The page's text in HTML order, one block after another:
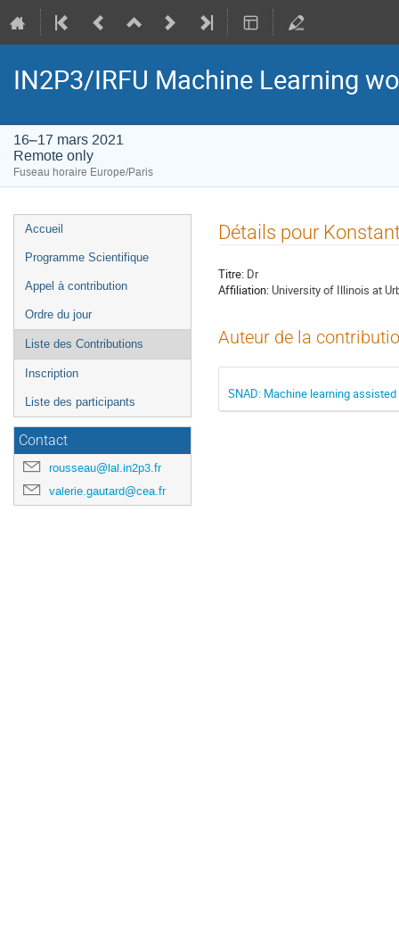
IN2P3/IRFU Machine Learning
16–17 mars 2021
Remote only
Fuseau horaire Europe/Paris
Menu
de
Accueil
Programme Scientifique
Appel à contribution
Ordre du jour
Liste des Contributions
Inscription
Liste des participants
Contact
rousseau@lal.in2p3.fr
valerie.gautard@cea.fr
Détails pour
Titre: Dr
Affiliation: University of Illinois at
Auteur de la
SNAD: Machine learning